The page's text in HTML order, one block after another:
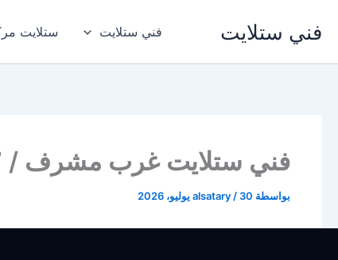
فني ستلايت فني ستلايت ستلايت
فني ستلايت غرب مشرف / 94955007 / فني ستلايت هندي غرب مشرف تركيب صيانة تصليح
بواسطة alsatary / 30 يوليو، 2026